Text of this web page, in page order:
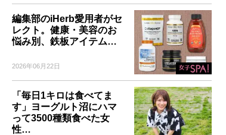
編集部のiHerb愛用者がセ
レクト。健康・美容のお
悩み別、鉄板アイテム…
2026年06月22日
「毎日1キロは食べてま
す」ヨーグルト沼にハマ
って3500種類食べた女
性…